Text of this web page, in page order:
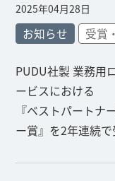
2025年04月28日
お知らせ 受賞
PUDU社製 業務用
ービスにおける
『ベストパートナ
ー賞』を2年連続で